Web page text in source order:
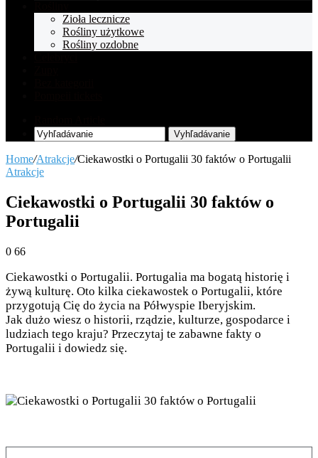
Zioła lecznicze
Rośliny użytkowe
Rośliny ozdobne
Vyhľadávanie
Home/Atrakcje/Ciekawostki o Portugalii 30 faktów o Portugalii
Atrakcje
Ciekawostki o Portugalii 30 faktów o
Portugalii
0 66
Ciekawostki o Portugalii. Portugalia ma bogatą historię i
żywą kulturę. Oto kilka ciekawostek o Portugalii, które
przygotują Cię do życia na Półwyspie Iberyjskim.
Jak dużo wiesz o historii, rządzie, kulturze, gospodarce i
ludziach tego kraju? Przeczytaj te zabawne fakty o
Portugalii i dowiedz się.